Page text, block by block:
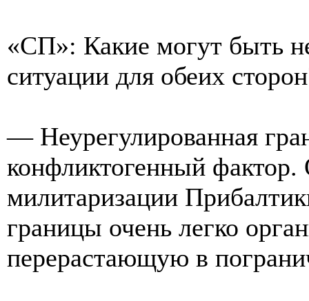
«СП»: Какие могут быть
ситуации для обеих
— Неурегулированная
конфликтогенный
милитаризации
границы очень легко
перерастающую в